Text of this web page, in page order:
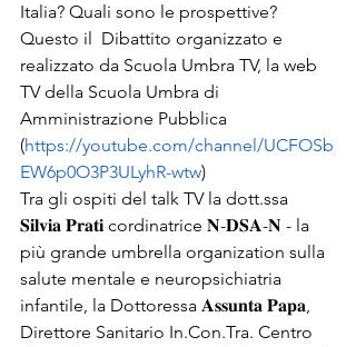
Italia? Quali sono le prospettive?
Questo il  Dibattito organizzato e
realizzato da Scuola Umbra TV, la web
TV della Scuola Umbra di
Amministrazione Pubblica
(https://youtube.com/channel/UCFOSb
EW6p0O3P3ULyhR-wtw)
Tra gli ospiti del talk TV la dott.ssa
𝐒𝐢𝐥𝐯𝐢𝐚 𝐏𝐫𝐚𝐭𝐢 cordinatrice 𝐍-𝐃𝐒𝐀-𝐍 - la
più grande umbrella organization sulla
salute mentale e neuropsichiatria
infantile, la Dottoressa 𝐀𝐬𝐬𝐮𝐧𝐭𝐚 𝐏𝐚𝐩𝐚,
Direttore Sanitario In.Con.Tra. Centro